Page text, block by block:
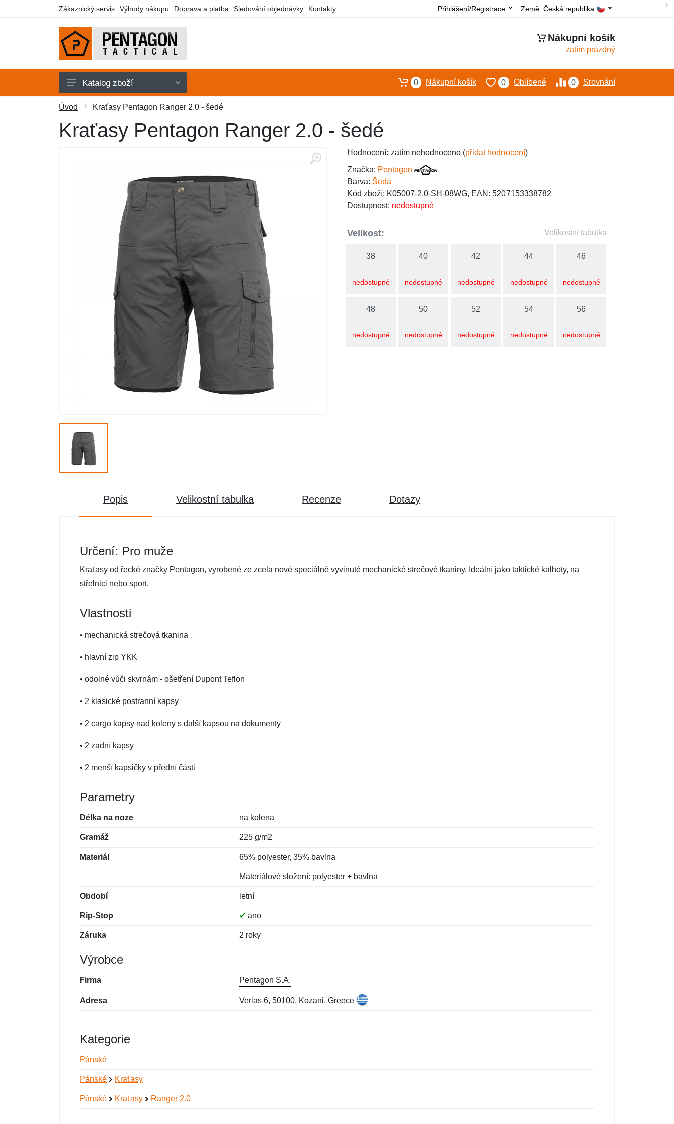
Zákaznický servis Výhody nákupu Doprava a platba Sledování objednávky Kontakty Země: Česká republika
Přihlášení/Registrace
Nákupní košík
zatím prázdný
Pánské
Dámské
Taktické vybavení
Dárkové poukazy
Katalog zboží 0 Srovnání
0 Oblíbené
0 Nákupní košík
Úvod Kraťasy Pentagon Ranger 2.0 - šedé
Kraťasy Pentagon Ranger 2.0 - šedé
Hodnocení: zatím nehodnoceno (přidat hodnocení)
Značka: Pentagon
Barva: Šedá
Kód zboží: K05007-2.0-SH-08WG, EAN: 5207153338782
Dostupnost: nedostupné
Velikost: Velikostní tabulka
38
nedostupné
40
nedostupné
42
nedostupné
44
nedostupné
46
nedostupné
48
nedostupné
50
nedostupné
52
nedostupné
54
nedostupné
56
nedostupné
Popis Velikostní tabulka Recenze Dotazy
Určení: Pro muže
Kraťasy od řecké značky Pentagon, vyrobené ze zcela nové speciálně vyvinuté mechanické strečové tkaniny. Ideální jako taktické kalhoty, na
střelnici nebo sport.
Vlastnosti
• mechanická strečová tkanina
• hlavní zip YKK
• odolné vůči skvrnám - ošetření Dupont Teflon
• 2 klasické postranní kapsy
• 2 cargo kapsy nad koleny s další kapsou na dokumenty
• 2 zadní kapsy
• 2 menší kapsičky v přední části
Parametry
Délka na noze na kolena
Gramáž 225 g/m2
Materiál 65% polyester, 35% bavlna
Materiálové složení: polyester + bavlna
Období letní
Rip-Stop ✔ ano
Záruka 2 roky
Výrobce
Firma Pentagon S.A.
Adresa Verias 6, 50100, Kozani, Greece
Kategorie
Pánské
Pánské Kraťasy
Pánské Kraťasy Ranger 2.0